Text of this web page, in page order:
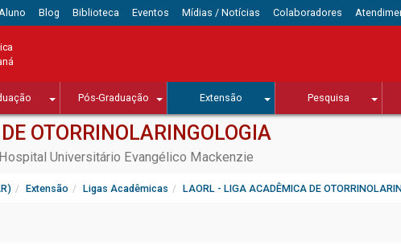
Blog Biblioteca Eventos Mídias / Notícias Colaboradores
Pós-Graduação Extensão Pesquisa
OTORRINOLARINGOLOGIA
Universitário Evangélico Mackenzie
Extensão Ligas Acadêmicas LAORL - LIGA ACADÊMICA DE